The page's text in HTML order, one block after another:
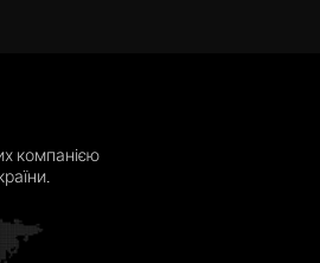
компанією